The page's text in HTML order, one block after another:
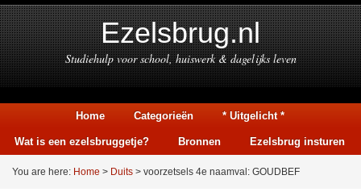
Ezelsbrug.nl
Studiehulp voor school, huiswerk & dagelijks leven
Home Categorieën * Uitgelicht *
Wat is een ezelsbruggetje? Bronnen Ezelsbrug insturen
You are here: Home > Duits > voorzetsels 4e naamval: GOUDBEF